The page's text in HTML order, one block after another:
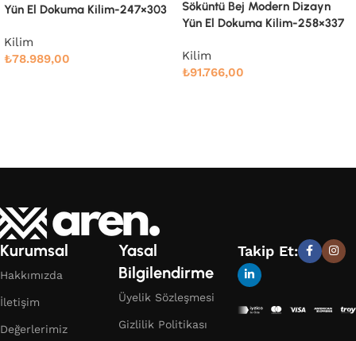
Söküntü Bej Modern Dizayn
Kilim
Yün El Dokuma Kilim-260×334
₺91.661,00
Kurumsal
Hakkımızda
İletişim
Değerlerimiz
Yasal
Bilgilendirme
Üyelik Sözleşmesi
Gizlilik Politikası
Takip Et: